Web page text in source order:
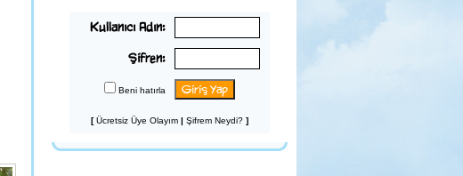
Kullanıcı Adın:
Şifren:
Beni hatırla
[ Ücretsiz Üye Olayım | Şifrem Neydi? ]